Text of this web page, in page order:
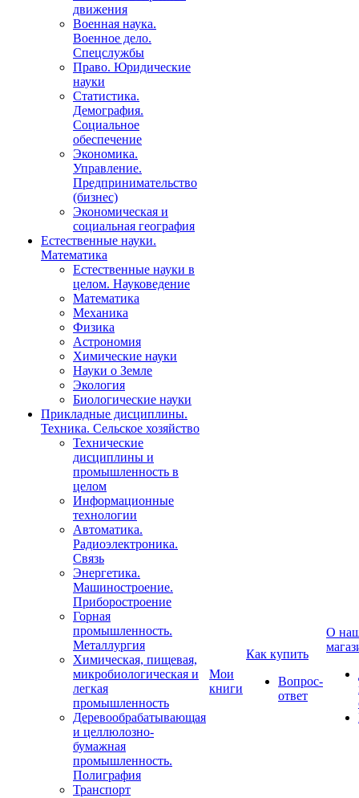
движения
Военная наука.
Военное дело.
Спецслужбы
Право. Юридические
науки
Статистика.
Демография.
Социальное
обеспечение
Экономика.
Управление.
Предпринимательство
(бизнес)
Экономическая и
социальная география
Естественные науки.
Математика
Естественные науки в
целом. Науковедение
Математика
Механика
Физика
Астрономия
Химические науки
Науки о Земле
Экология
Биологические науки
Прикладные дисциплины.
Техника. Сельское хозяйство
Технические
дисциплины и
промышленность в
целом
Информационные
технологии
Автоматика.
Радиоэлектроника.
Связь
Энергетика.
Машиностроение.
Приборостроение
Горная
промышленность.
Металлургия
Химическая, пищевая,
микробиологическая и
легкая
промышленность
Деревообрабатывающая
и целлюлозно-
бумажная
промышленность.
Полиграфия
Транспорт
Мои
книги
Как купить
Вопрос-
ответ
О